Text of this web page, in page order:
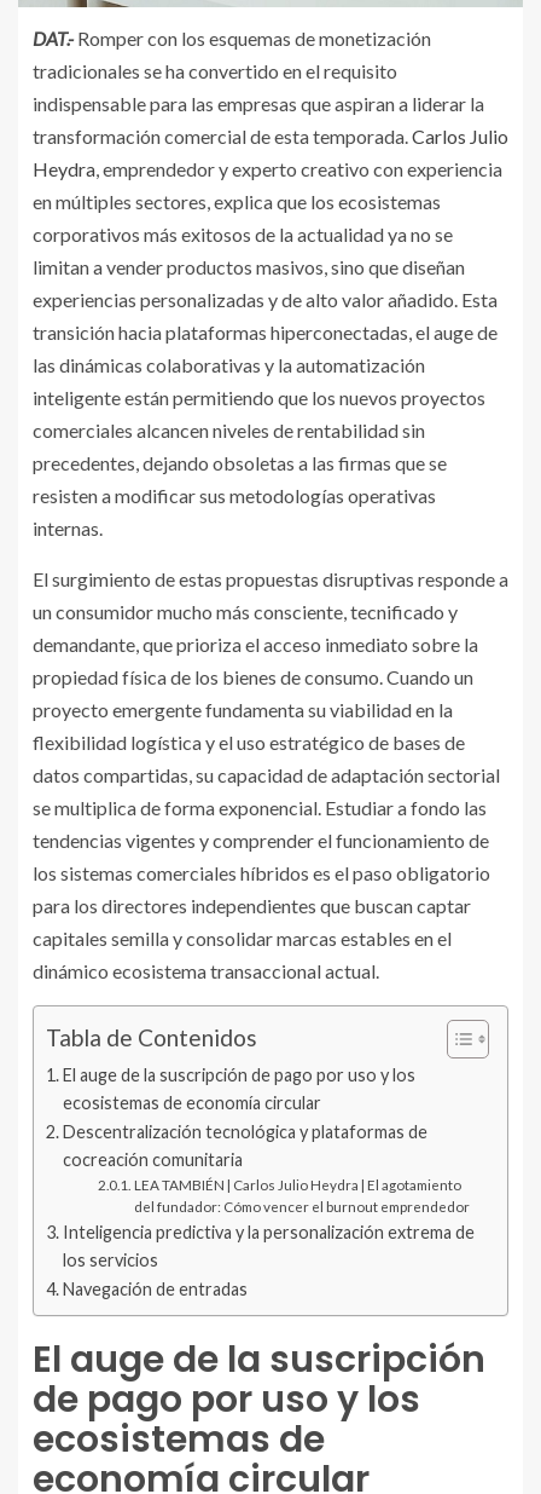
DAT.-Romper con los esquemas de monetización
tradicionales se ha convertido en el requisito
indispensable para las empresas que aspiran a liderar la
transformación comercial de esta temporada. Carlos Julio
Heydra , emprendedor y experto creativo con experiencia
en múltiples sectores, explica que los ecosistemas
corporativos más exitosos de la actualidad ya no se
limitan a vender productos masivos, sino que diseñan
experiencias personalizadas y de alto valor añadido. Esta
transición hacia plataformas hiperconectadas, el auge de
las dinámicas colaborativas y la automatización
inteligente están permitiendo que los nuevos proyectos
comerciales alcancen niveles de rentabilidad sin
precedentes, dejando obsoletas a las firmas que se
resisten a modificar sus metodologías operativas
internas.
El surgimiento de estas propuestas disruptivas responde a
un consumidor mucho más consciente, tecnificado y
demandante, que prioriza el acceso inmediato sobre la
propiedad física de los bienes de consumo. Cuando un
proyecto emergente fundamenta su viabilidad en la
flexibilidad logística y el uso estratégico de bases de
datos compartidas, su capacidad de adaptación sectorial
se multiplica de forma exponencial. Estudiar a fondo las
tendencias vigentes y comprender el funcionamiento de
los sistemas comerciales híbridos es el paso obligatorio
para los directores independientes que buscan captar
capitales semilla y consolidar marcas estables en el
dinámico ecosistema transaccional actual.
Tabla de Contenidos
El auge de la suscripción de pago por uso y los
ecosistemas de economía circular
Descentralización tecnológica y plataformas de
cocreación comunitaria
LEA TAMBIÉN | Carlos Julio Heydra | El agotamiento
del fundador: Cómo vencer el burnout emprendedor
Inteligencia predictiva y la personalización extrema de
los servicios
Navegación de entradas
El auge de la suscripción
de pago por uso y los
ecosistemas de
economía circular